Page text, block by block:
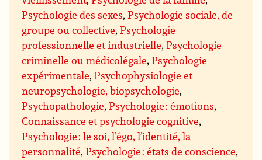
Psychologie des sexes,Psychologie sociale, de
groupe ou collective,Psychologie
professionnelle et industrielle,Psychologie
criminelle ou médicolégale,Psychologie
expérimentale,Psychophysiologie et
neuropsychologie, biopsychologie,
Psychopathologie,Psychologie : émotions,
Connaissance et psychologie cognitive,
Psychologie : le soi, l’égo, l’identité, la
personnalité,Psychologie : états de conscience,